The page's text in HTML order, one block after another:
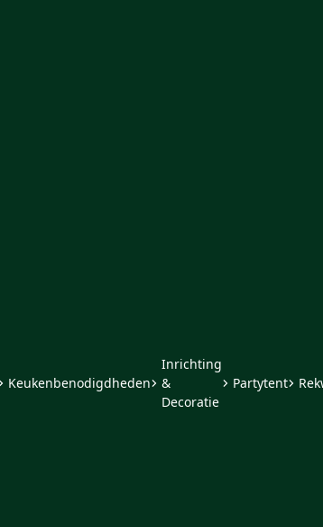
Keukenbenodigdheden
Inrichting
&
Decoratie
Partytent